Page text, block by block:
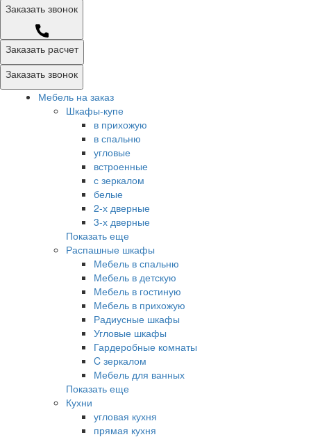
Заказать звонок
Заказать расчет
Заказать звонок
Мебель на заказ
Шкафы-купе
в прихожую
в спальню
угловые
встроенные
с зеркалом
белые
2-х дверные
3-х дверные
Показать еще
Распашные шкафы
Мебель в спальню
Мебель в детскую
Мебель в гостиную
Мебель в прихожую
Радиусные шкафы
Угловые шкафы
Гардеробные комнаты
C зеркалом
Мебель для ванных
Показать еще
Кухни
угловая кухня
прямая кухня